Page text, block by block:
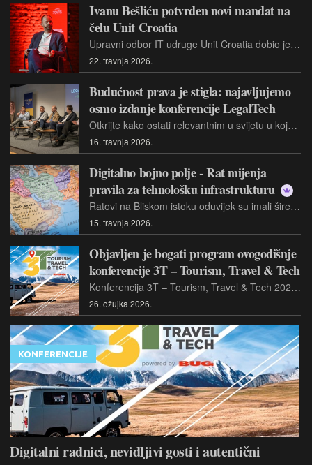
Ivanu Bešliću potvrđen novi mandat na
čelu Unit Croatia
Upravni odbor IT udruge Unit Croatia dobio je nove članove, a dosadašnji predsjednik novi mandat, s fokusom na povezivanje i unaprjeđenje IT sektora u okolnostima tehnoloških i tržišnih promjena
22. travnja 2026.
Budućnost prava je stigla: najavljujemo
osmo izdanje konferencije LegalTech
Otkrijte kako ostati relevantnim u svijetu u kojem tehnologija redefinira pravosuđe, od analize ugovora do AI-ja kao standarda – osigurajte ulaznicu za ključni pravni tech događaj 2026. godine
16. travnja 2026.
Digitalno bojno polje - Rat mijenja
pravila za tehnološku infrastrukturu
Ratovi na Bliskom istoku oduvijek su imali šire implikacije – za energetiku, za financijska tržišta, za geopolitičke saveze. No 2026. godina unosi novu dimenziju: digitalna infrastruktura prestaje biti neutralna i postaje aktivna bojišnica. Podmorski kabeli, podatkovni centri, GPS signali i AI sustavi više nisu samo tehnologija – postali su mete, oružje i nova bojišnica u isto vrijeme
15. travnja 2026.
Objavljen je bogati program ovogodišnje
konferencije 3T – Tourism, Travel & Tech
Konferencija 3T – Tourism, Travel & Tech 2026 održava se 2. travnja, a donosi aktualne teme koje povezuju turizam i tehnologiju, s naglaskom na sigurnost, iskustvo i nove trendove
26. ožujka 2026.
KONFERENCIJE
Digitalni radnici, nevidljivi gosti i autentični